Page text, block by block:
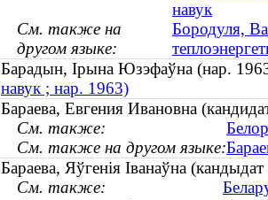
навук
См. также на
другом языке:
Бородуля,
Барадын, Ірына Юзэфаўна (нар.
навук ; нар. 1963)
Бараева, Евгения Ивановна
См. также:
См. также на другом языке:
Бараева, Яўгенія Іванаўна
См. также: